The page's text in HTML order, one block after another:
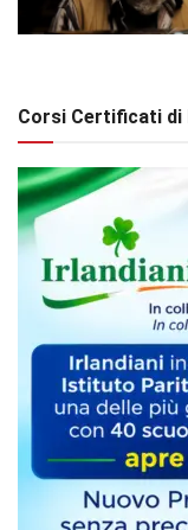
Corsi Certificati di